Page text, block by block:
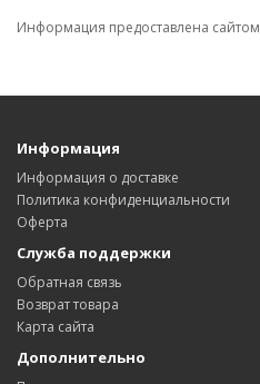
Информация предоставлена сайтом
Информация
Информация о доставке
Политика конфиденциальности
Оферта
Служба поддержки
Обратная связь
Возврат товара
Карта сайта
Дополнительно